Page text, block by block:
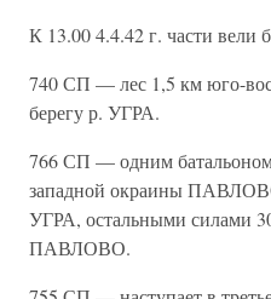
К 13.00 4.4.42 г. части вели
740 СП — лес 1,5 км юго-
берегу р. УГРА.
766 СП — одним
западной окраины
УГРА, остальными силами
ПАВЛОВО.